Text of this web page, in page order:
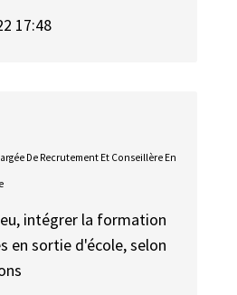
17:48
De Recrutement Et Conseillère En
intégrer la formation
en sortie d'école, selon